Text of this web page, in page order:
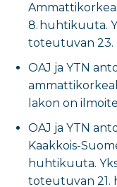
8. huhtikuuta.
toteutuvan
OAJ ja YTN
lakon on
OAJ ja YTN
Kaakkois-
huhtikuuta.
toteutuvan 21.